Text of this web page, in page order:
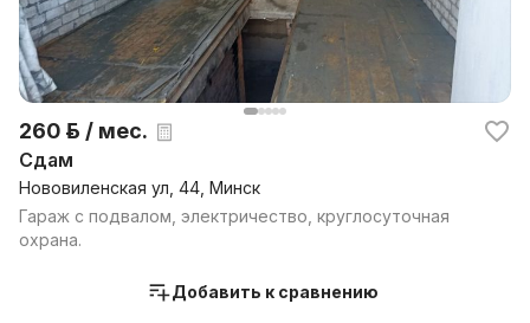
260 р. / мес.
Сдам
Нововиленская ул, 44, Минск
Гараж с подвалом, электричество, круглосуточная
охрана.
Добавить к сравнению